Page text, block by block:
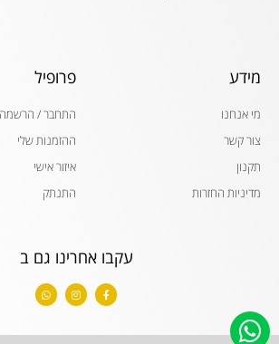
מידע
מי אנחנו
צור קשר
תקנון
מדיניות החזרות
פרופיל
התחבר / הרשמה
ההזמנות שלי
איזור אישי
התנתק
עקבו אחרינו גם ב
F
a
c
o
I
n
s
g
W
h
a
a